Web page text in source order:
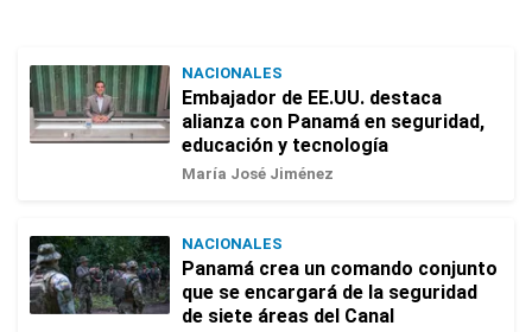
NACIONALES
Embajador de EE.UU. destaca
alianza con Panamá en seguridad,
educación y tecnología
María José Jiménez
NACIONALES
Panamá crea un comando conjunto
que se encargará de la seguridad
de siete áreas del Canal